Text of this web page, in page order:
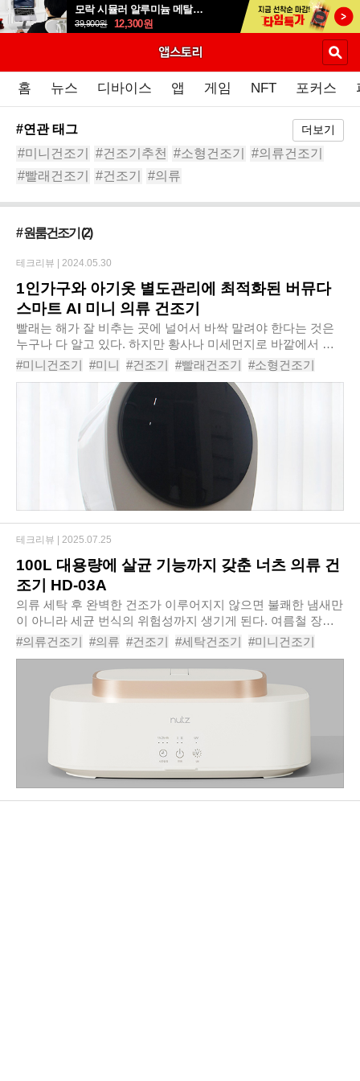
모락 시뮬러 알루미늄 메탈 접이식 노트북 거치대S
39,900원 12,300원
홈 뉴스 디바이스 앱 게임 NFT 포커스
#연관 태그 더보기
#미니건조기 #건조기추천 #소형건조기
#의류건조기
#빨래건조기
#건조기
#의류
# 원룸건조기 (2)
1인가구와 아기옷 별도관리에 최적화된 버뮤다
스마트 AI 미니 의류 건조기
빨래는 해가 잘 비추는 곳에 널어서 바싹 말려야 한다는 것은
누구나 다 알고 있다. 하지만 황사나 미세먼지로 바깥에서 빨
래를 말리는 것이 꺼려지기도 하고, 아파트에서는 햇볕에 노출
시켜 빨래를 널어둘 수 있는 공간도 한..
#미니건조기 #미니 #건조기 #빨래건조기 #소형건조기
#의류건조기 #원룸건조기 #수건건조기 #건조기추천
#버뮤다스마트AI의류건조기
테크리뷰 | 2024.05.30
100L 대용량에 살균 기능까지 갖춘 너츠 의류 건
조기 HD-03A
의류 세탁 후 완벽한 건조가 이루어지지 않으면 불쾌한 냄새만
이 아니라 세균 번식의 위험성까지 생기게 된다. 여름철 장마
기간에는 빨래 건조가 쉽지 않아 효과적인 의류 건조는 일상
속 불편을 해소하는 중요한 요소가 되고..
#의류건조기 #의류 #건조기 #세탁건조기 #미니건조기
#빨래건조기 #소형건조기 #원룸건조기 #건조기추천
#너츠의류건조기HD03A
테크리뷰 | 2025.07.25